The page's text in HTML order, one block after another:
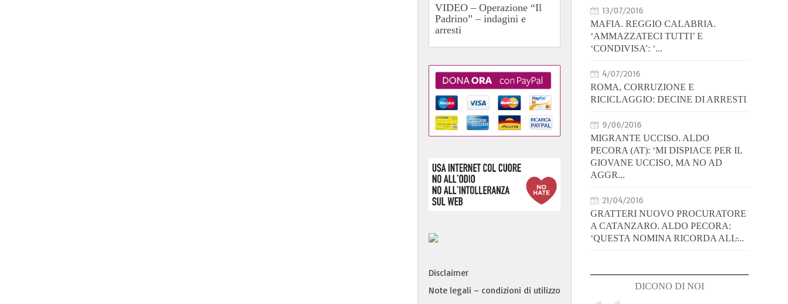
VIDEO – Operazione “Il
Padrino” – indagini e
arresti
Disclaimer
Note legali – condizioni di utilizzo
13/07/2016
MAFIA. REGGIO CALABRIA.
‘AMMAZZATECI TUTTI’ E
‘CONDIVISA’: ‘...
4/07/2016
ROMA, CORRUZIONE E
RICICLAGGIO: DECINE DI ARRESTI
9/06/2016
MIGRANTE UCCISO. ALDO
PECORA (AT): ‘MI DISPIACE PER IL
GIOVANE UCCISO, MA NO AD
AGGR...
21/04/2016
GRATTERI NUOVO PROCURATORE
A CATANZARO. ALDO PECORA:
‘QUESTA NOMINA RICORDA ALL̵...
DICONO DI NOI